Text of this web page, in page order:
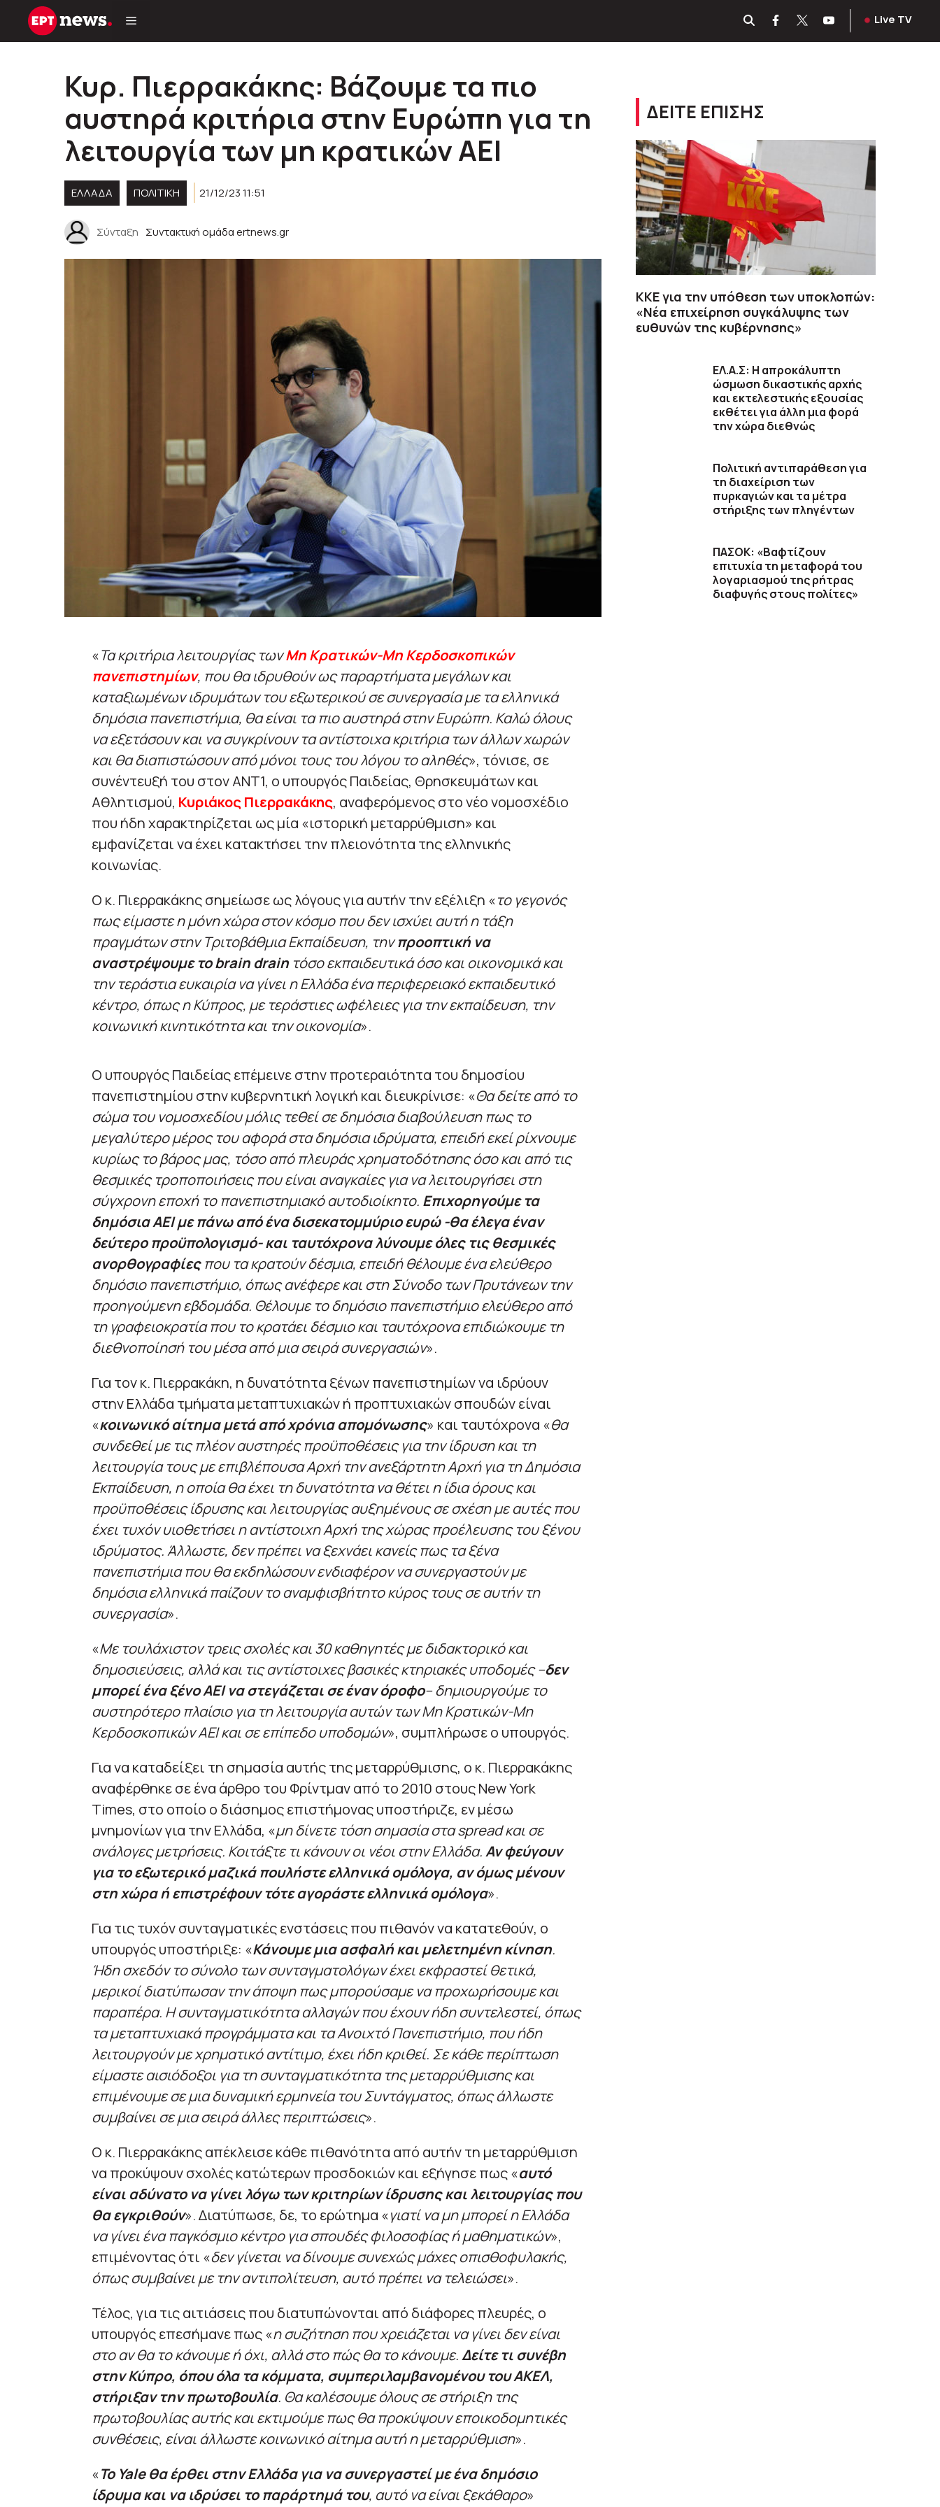
Μετάβαση
Live TV
Κυρ. Πιερρακάκης: Βάζουμε τα πιο
αυστηρά κριτήρια στην Ευρώπη για τη
λειτουργία των μη κρατικών ΑΕΙ
ΕΛΛΑΔΑ ΠΟΛΙΤΙΚΉ 21/12/23 11:51
Σύνταξη Συντακτική ομάδα ertnews.gr
«Τα κριτήρια λειτουργίας τωνΜη Κρατικών-Μη Κερδοσκοπικών
πανεπιστημίων, που θα ιδρυθούν ως παραρτήματα μεγάλων και
καταξιωμένων ιδρυμάτων του εξωτερικού σε συνεργασία με τα ελληνικά
δημόσια πανεπιστήμια, θα είναι τα πιο αυστηρά στην Ευρώπη. Καλώ όλους
να εξετάσουν και να συγκρίνουν τα αντίστοιχα κριτήρια των άλλων χωρών
και θα διαπιστώσουν από μόνοι τους του λόγου το αληθές», τόνισε, σε
συνέντευξή του στον ΑΝΤ1, ο υπουργός Παιδείας, Θρησκευμάτων και
Αθλητισμού, Κυριάκος Πιερρακάκης, αναφερόμενος στο νέο νομοσχέδιο
που ήδη χαρακτηρίζεται ως μία «ιστορική μεταρρύθμιση» και
εμφανίζεται να έχει κατακτήσει την πλειονότητα της ελληνικής
κοινωνίας.
Ο κ. Πιερρακάκης σημείωσε ως λόγους για αυτήν την εξέλιξη «το γεγονός
πως είμαστε η μόνη χώρα στον κόσμο που δεν ισχύει αυτή η τάξη
πραγμάτων στην Τριτοβάθμια Εκπαίδευση, τηνπροοπτική να
αναστρέψουμε το brain drain τόσο εκπαιδευτικά όσο και οικονομικά και
την τεράστια ευκαιρία να γίνει η Ελλάδα ένα περιφερειακό εκπαιδευτικό
κέντρο, όπως η Κύπρος, με τεράστιες ωφέλειες για την εκπαίδευση, την
κοινωνική κινητικότητα και την οικονομία».
Ο υπουργός Παιδείας επέμεινε στην προτεραιότητα του δημοσίου
πανεπιστημίου στην κυβερνητική λογική και διευκρίνισε: «Θα δείτε από το
σώμα του νομοσχεδίου μόλις τεθεί σε δημόσια διαβούλευση πως το
μεγαλύτερο μέρος του αφορά στα δημόσια ιδρύματα, επειδή εκεί ρίχνουμε
κυρίως το βάρος μας, τόσο από πλευράς χρηματοδότησης όσο και από τις
θεσμικές τροποποιήσεις που είναι αναγκαίες για να λειτουργήσει στη
σύγχρονη εποχή το πανεπιστημιακό αυτοδιοίκητο. Επιχορηγούμε τα
δημόσια ΑΕΙ με πάνω από ένα δισεκατομμύριο ευρώ -θα έλεγα έναν
δεύτερο προϋπολογισμό- και ταυτόχρονα λύνουμε όλες τις θεσμικές
ανορθογραφίεςπου τα κρατούν δέσμια, επειδή θέλουμε ένα ελεύθερο
δημόσιο πανεπιστήμιο, όπως ανέφερε και στη Σύνοδο των Πρυτάνεων την
προηγούμενη εβδομάδα. Θέλουμε το δημόσιο πανεπιστήμιο ελεύθερο από
τη γραφειοκρατία που το κρατάει δέσμιο και ταυτόχρονα επιδιώκουμε τη
διεθνοποίησή του μέσα από μια σειρά συνεργασιών».
Για τον κ. Πιερρακάκη, η δυνατότητα ξένων πανεπιστημίων να ιδρύουν
στην Ελλάδα τμήματα μεταπτυχιακών ή προπτυχιακών σπουδών είναι
«κοινωνικό αίτημα μετά από χρόνια απομόνωσης» και ταυτόχρονα «θα
συνδεθεί με τις πλέον αυστηρές προϋποθέσεις για την ίδρυση και τη
λειτουργία τους με επιβλέπουσα Αρχή την ανεξάρτητη Αρχή για τη Δημόσια
Εκπαίδευση, η οποία θα έχει τη δυνατότητα να θέτει η ίδια όρους και
προϋποθέσεις ίδρυσης και λειτουργίας αυξημένους σε σχέση με αυτές που
έχει τυχόν υιοθετήσει η αντίστοιχη Αρχή της χώρας προέλευσης του ξένου
ιδρύματος. Άλλωστε, δεν πρέπει να ξεχνάει κανείς πως τα ξένα
πανεπιστήμια που θα εκδηλώσουν ενδιαφέρον να συνεργαστούν με
δημόσια ελληνικά παίζουν το αναμφισβήτητο κύρος τους σε αυτήν τη
συνεργασία».
«Με τουλάχιστον τρεις σχολές και 30 καθηγητές με διδακτορικό και
δημοσιεύσεις, αλλά και τις αντίστοιχες βασικές κτηριακές υποδομές –δεν
μπορεί ένα ξένο ΑΕΙ να στεγάζεται σε έναν όροφο– δημιουργούμε το
αυστηρότερο πλαίσιο για τη λειτουργία αυτών των Μη Κρατικών-Μη
Κερδοσκοπικών ΑΕΙ και σε επίπεδο υποδομών», συμπλήρωσε ο υπουργός.
Για να καταδείξει τη σημασία αυτής της μεταρρύθμισης, ο κ. Πιερρακάκης
αναφέρθηκε σε ένα άρθρο του Φρίντμαν από το 2010 στους New York
Times, στο οποίο ο διάσημος επιστήμονας υποστήριζε, εν μέσω
μνημονίων για την Ελλάδα, «μη δίνετε τόση σημασία στα spread και σε
ανάλογες μετρήσεις. Κοιτάξτε τι κάνουν οι νέοι στην Ελλάδα.Αν φεύγουν
για το εξωτερικό μαζικά πουλήστε ελληνικά ομόλογα, αν όμως μένουν
στη χώρα ή επιστρέφουν τότε αγοράστε ελληνικά ομόλογα».
Για τις τυχόν συνταγματικές ενστάσεις που πιθανόν να κατατεθούν, ο
υπουργός υποστήριξε: «Κάνουμε μια ασφαλή και μελετημένη κίνηση.
Ήδη σχεδόν το σύνολο των συνταγματολόγων έχει εκφραστεί θετικά,
μερικοί διατύπωσαν την άποψη πως μπορούσαμε να προχωρήσουμε και
παραπέρα. Η συνταγματικότητα αλλαγών που έχουν ήδη συντελεστεί, όπως
τα μεταπτυχιακά προγράμματα και τα Ανοιχτό Πανεπιστήμιο, που ήδη
λειτουργούν με χρηματικό αντίτιμο, έχει ήδη κριθεί. Σε κάθε περίπτωση
είμαστε αισιόδοξοι για τη συνταγματικότητα της μεταρρύθμισης και
επιμένουμε σε μια δυναμική ερμηνεία του Συντάγματος, όπως άλλωστε
συμβαίνει σε μια σειρά άλλες περιπτώσεις».
Ο κ. Πιερρακάκης απέκλεισε κάθε πιθανότητα από αυτήν τη μεταρρύθμιση
να προκύψουν σχολές κατώτερων προσδοκιών και εξήγησε πως «αυτό
είναι αδύνατο να γίνει λόγω των κριτηρίων ίδρυσης και λειτουργίας που
θα εγκριθούν». Διατύπωσε, δε, το ερώτημα «γιατί να μη μπορεί η Ελλάδα
να γίνει ένα παγκόσμιο κέντρο για σπουδές φιλοσοφίας ή μαθηματικών»,
επιμένοντας ότι «δεν γίνεται να δίνουμε συνεχώς μάχες οπισθοφυλακής,
όπως συμβαίνει με την αντιπολίτευση, αυτό πρέπει να τελειώσει».
Τέλος, για τις αιτιάσεις που διατυπώνονται από διάφορες πλευρές, ο
υπουργός επεσήμανε πως «η συζήτηση που χρειάζεται να γίνει δεν είναι
στο αν θα το κάνουμε ή όχι, αλλά στο πώς θα το κάνουμε.Δείτε τι συνέβη
στην Κύπρο, όπου όλα τα κόμματα, συμπεριλαμβανομένου του ΑΚΕΛ,
στήριξαν την πρωτοβουλία. Θα καλέσουμε όλους σε στήριξη της
πρωτοβουλίας αυτής και εκτιμούμε πως θα προκύψουν εποικοδομητικές
συνθέσεις, είναι άλλωστε κοινωνικό αίτημα αυτή η μεταρρύθμιση».
«Το Yale θα έρθει στην Ελλάδα για να συνεργαστεί με ένα δημόσιο
ίδρυμα και να ιδρύσει το παράρτημά του, αυτό να είναι ξεκάθαρο»
ΔΕΙΤΕ ΕΠΙΣΗΣ
ΚΚΕ για την υπόθεση των υποκλοπών:
«Νέα επιχείρηση συγκάλυψης των
ευθυνών της κυβέρνησης»
ΕΛ.Α.Σ: Η απροκάλυπτη
ώσμωση δικαστικής αρχής
και εκτελεστικής εξουσίας
εκθέτει για άλλη μια φορά
την χώρα διεθνώς
Πολιτική αντιπαράθεση για
τη διαχείριση των
πυρκαγιών και τα μέτρα
στήριξης των πληγέντων
ΠΑΣΟΚ: «Βαφτίζουν
επιτυχία τη μεταφορά του
λογαριασμού της ρήτρας
διαφυγής στους πολίτες»